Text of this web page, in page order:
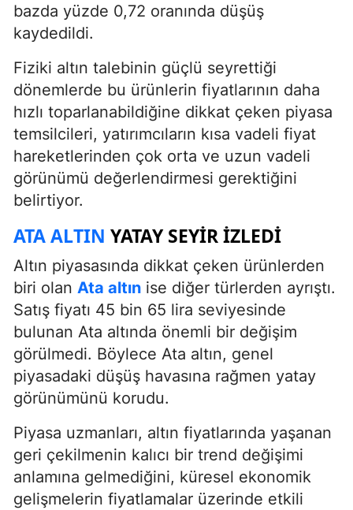
bazda yüzde 0,72 oranında düşüş
kaydedildi.
Fiziki altın talebinin güçlü seyrettiği
dönemlerde bu ürünlerin fiyatlarının daha
hızlı toparlanabildiğine dikkat çeken piyasa
temsilcileri, yatırımcıların kısa vadeli fiyat
hareketlerinden çok orta ve uzun vadeli
görünümü değerlendirmesi gerektiğini
belirtiyor.
ATA ALTIN YATAY SEYIR İZLEDI
Altın piyasasında dikkat çeken ürünlerden
biri olan Ata altın ise diğer türlerden ayrıştı.
Satış fiyatı 45 bin 65 lira seviyesinde
bulunan Ata altında önemli bir değişim
görülmedi. Böylece Ata altın, genel
piyasadaki düşüş havasına rağmen yatay
görünümünü korudu.
Piyasa uzmanları, altın fiyatlarında yaşanan
geri çekilmenin kalıcı bir trend değişimi
anlamına gelmediğini, küresel ekonomik
gelişmelerin fiyatlamalar üzerinde etkili